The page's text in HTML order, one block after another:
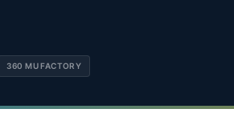
360 MU FACTORY